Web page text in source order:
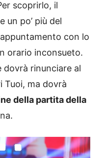
scoprirlo, il
un po’ più del
con lo
orario inconsueto.
dovrà rinunciare al
ma dovrà
della partita della